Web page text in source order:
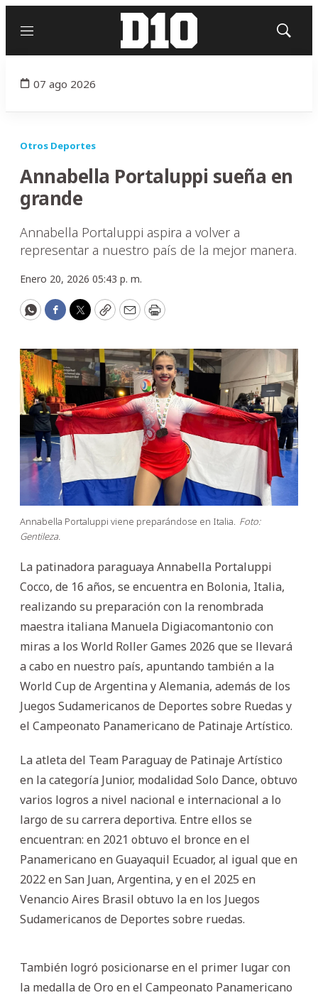
Menú
Mostrar
07 ago 2026
Otros Deportes
Annabella Portaluppi sueña en
grande
Annabella Portaluppi aspira a volver a
representar a nuestro país de la mejor manera.
Enero 20, 2026 05:43 p. m.
WhatsApp
Facebook
Twitter
CopyEmailPrint
Annabella Portaluppi viene preparándose en Italia. Foto:
Gentileza.
La patinadora paraguaya Annabella Portaluppi
Cocco, de 16 años, se encuentra en Bolonia, Italia,
realizando su preparación con la renombrada
maestra italiana Manuela Digiacomantonio con
miras a los World Roller Games 2026 que se llevará
a cabo en nuestro país, apuntando también a la
World Cup de Argentina y Alemania, además de los
Juegos Sudamericanos de Deportes sobre Ruedas y
el Campeonato Panamericano de Patinaje Artístico.
La atleta del Team Paraguay de Patinaje Artístico
en la categoría Junior, modalidad Solo Dance, obtuvo
varios logros a nivel nacional e internacional a lo
largo de su carrera deportiva. Entre ellos se
encuentran: en 2021 obtuvo el bronce en el
Panamericano en Guayaquil Ecuador, al igual que en
2022 en San Juan, Argentina, y en el 2025 en
Venancio Aires Brasil obtuvo la en los Juegos
Sudamericanos de Deportes sobre ruedas.
También logró posicionarse en el primer lugar con
la medalla de Oro en el Campeonato Panamericano